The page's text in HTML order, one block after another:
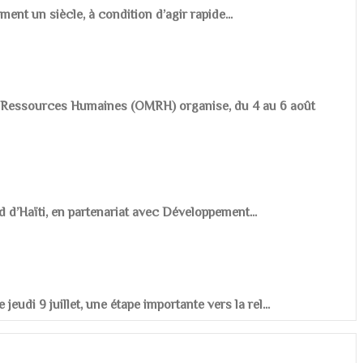
un siècle, à condition d’agir rapide...
Humaines (OMRH) organise, du 4 au 6 août
en partenariat avec Développement...
jeudi 9 juillet, une étape importante vers la rel...